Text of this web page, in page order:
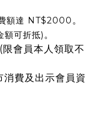
額達 NT$2000。
額可折抵)。
會員本人領取不
費及出示會員資